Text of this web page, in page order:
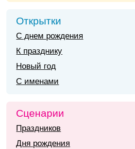
Открытки
С днем рождения
К празднику
Новый год
С именами
Сценарии
Праздников
Дня рождения